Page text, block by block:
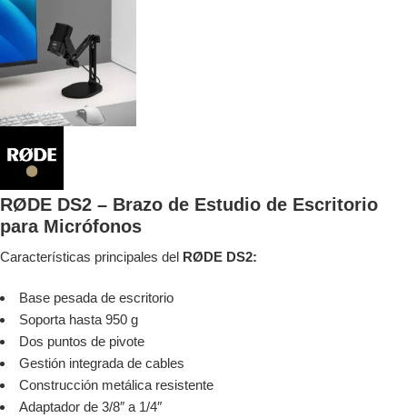
RØDE DS2 – Brazo de Estudio de Escritorio
para Micrófonos
Características principales del RØDE DS2:
Base pesada de escritorio
Soporta hasta 950 g
Dos puntos de pivote
Gestión integrada de cables
Construcción metálica resistente
Adaptador de 3/8″ a 1/4″